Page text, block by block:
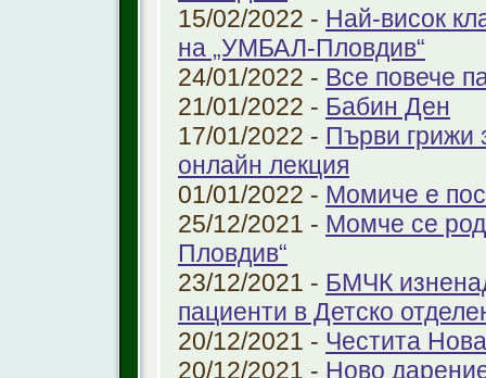
15/02/2022 - Най-висок
на „УМБАЛ-Пловдив“
24/01/2022 - Все повече
21/01/2022 - Бабин Ден
17/01/2022 - Първи грижи
онлайн лекция
01/01/2022 - Момиче е
25/12/2021 - Момче се
Пловдив“
23/12/2021 - БМЧК
пациенти в Детско
20/12/2021 - Честита
20/12/2021 - Ново